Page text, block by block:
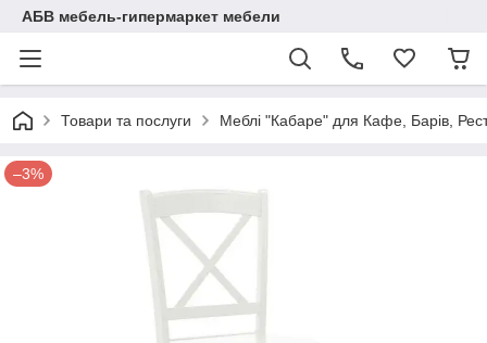
АБВ мебель-гипермаркет мебели
Товари та послуги Меблі "Кабаре" для Кафе, Барів,
–3%